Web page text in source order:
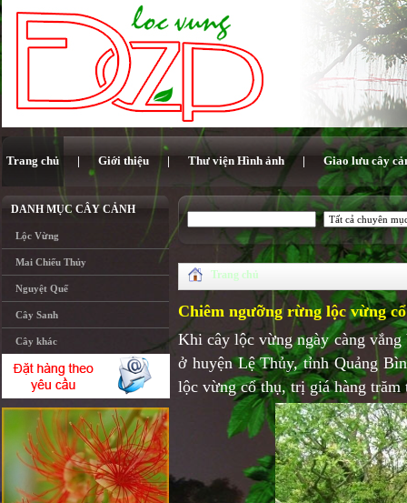
Trang chủ | Giới thiệu | Thư viện Hình ảnh | Giao lưu cây
DANH MỤC CÂY CẢNH
Lộc Vừng
Mai Chiếu Thủy
Nguyệt Quế
Cây Sanh
Cây khác
Trang chủ
Chiêm ngưỡng rừng lộc vừng
Khi cây lộc vừng ngày càng
ở huyện Lệ Thủy, tỉnh Quảng
lộc vừng cổ thụ, trị giá hàng trăm